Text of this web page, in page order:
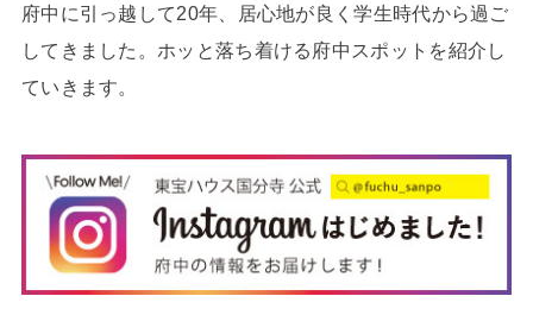
府中に引っ越して20年、居心地が良く学生時代から過ご
してきました。ホッと落ち着ける府中スポットを紹介し
ていきます。